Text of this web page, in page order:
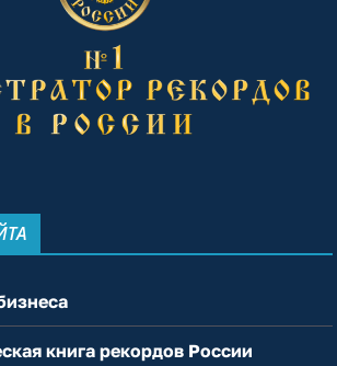
книга рекордов России